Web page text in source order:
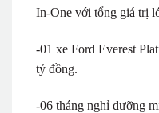
In-One với tổng giá trị
-01 xe Ford Everest
tỷ đồng.
-06 tháng nghỉ dưỡng